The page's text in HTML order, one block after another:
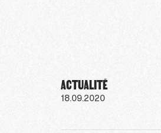
ACTUALITÉ
18.09.2020